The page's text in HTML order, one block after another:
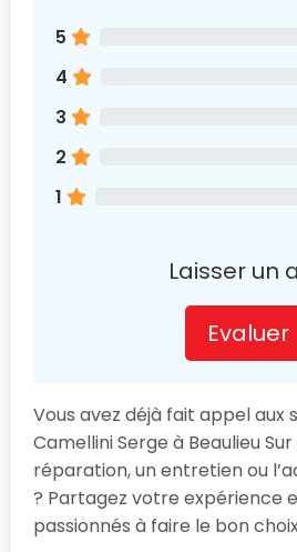
5
4
3
2
1
Laisser un
Evaluer
Vous avez déjà fait appel aux
Camellini Serge à Beaulieu
réparation, un entretien ou
? Partagez votre expérience
passionnés à faire le bon